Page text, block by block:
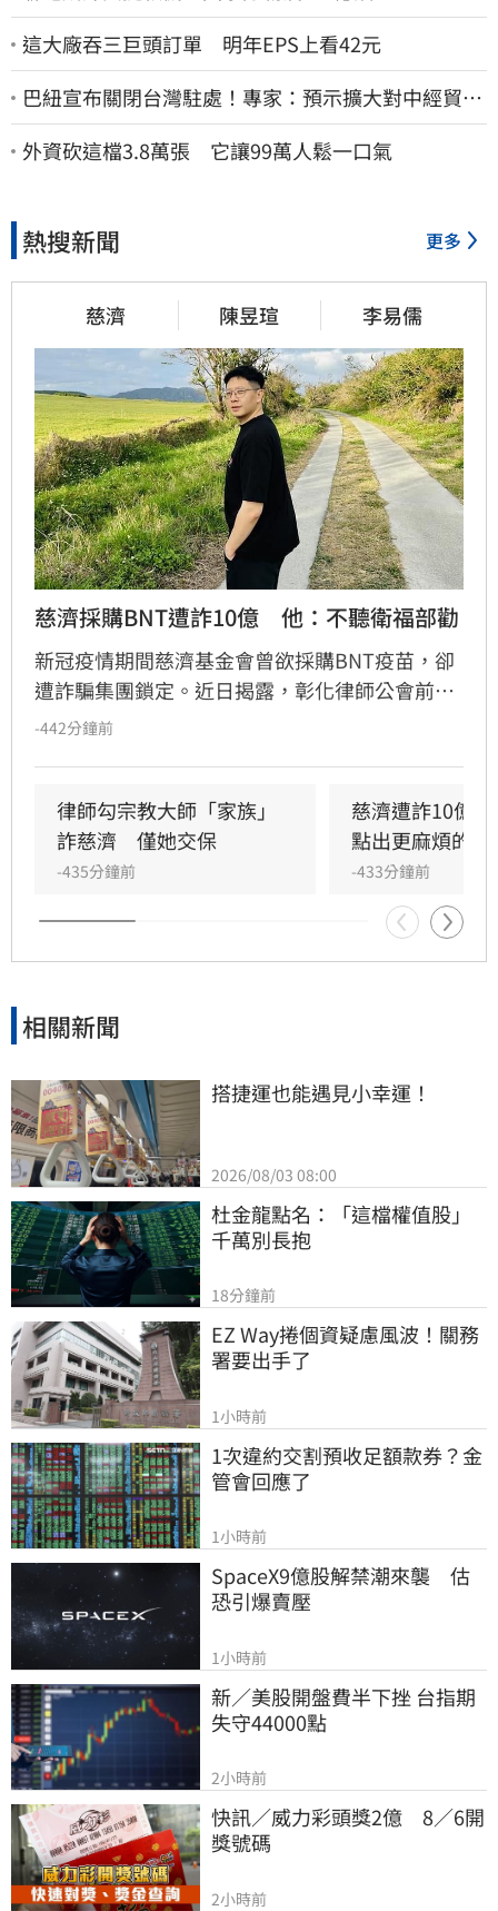
這大廠吞三巨頭訂單 明年EPS上看42元
巴紐宣布關閉台灣駐處！專家：預示擴大對中經貿合
作
外資砍這檔3.8萬張 它讓99萬人鬆一口氣
熱搜新聞 更多
慈濟 陳昱瑄 李易儒
慈濟採購BNT遭詐10億　他：不聽衛福部勸
新冠疫情期間慈濟基金會曾欲採購BNT疫苗，卻
遭詐騙集團鎖定。近日揭露，彰化律師公會前理
事長陳昱瑄與通緝犯李易儒，佯稱有管道協助採
前桃園市議員王浩宇對此直言，當時衛福部已明
確勸阻，並強調緊急授權疫苗僅售予政府單位，
呼籲各界勿信謠言，但慈濟未聽勸告，最終不僅
資金遭詐騙，疫苗也未能順利購得。此案震驚社
會，也讓當年藍白陣營針對陳時中與政府的疫苗
採購砲轟顯得格外諷刺，再次引發輿論對當年疫
-442分鐘前
律師勾宗教大師「家族」
詐慈濟　僅她交保
-435分鐘前
慈濟遭詐10億
點出更麻煩的問
-433分鐘前
相關新聞
搭捷運也能遇見小幸運！
2026/08/03 08:00
杜金龍點名：「這檔權值股」
千萬別長抱
18分鐘前
EZ Way捲個資疑慮風波！關務
署要出手了
1小時前
1次違約交割預收足額款券？金
管會回應了
1小時前
SpaceX9億股解禁潮來襲　估
恐引爆賣壓
1小時前
新／美股開盤費半下挫 台指期
失守44000點
2小時前
快訊／威力彩頭獎2億　8／6開
獎號碼
2小時前